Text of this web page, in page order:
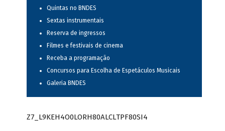
Quintas no BNDES
Sextas instrumentais
Reserva de ingressos
Filmes e festivais de cinema
Receba a programação
Concursos para Escolha de Espetáculos Musicais
Galeria BNDES
Z7_L9KEH4O0LORH80ALCLTPF80SI4